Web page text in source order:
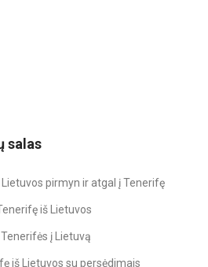
salas
pirmyn ir atgal į Tenerifę
iš Lietuvos
į Lietuvą
iš Lietuvos su persėdimais